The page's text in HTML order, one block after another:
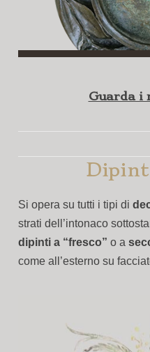
Guarda i
Si opera su tutti i tipi di
strati dell’intonaco
dipinti a “fresco”o a
come all’esterno su